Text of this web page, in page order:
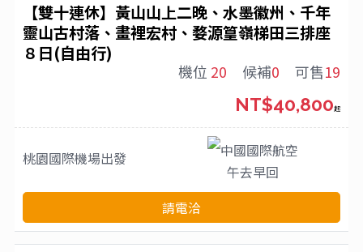
【雙十連休】黃山山上二晚、水墨徽州、千年
靈山古村落、畫裡宏村、婺源篁嶺梯田三排座
８日(自由行)
機位 20 候補0 可售19
桃園國際機場出發
中國國際航空
午去早回
NT$40,800起
請電洽